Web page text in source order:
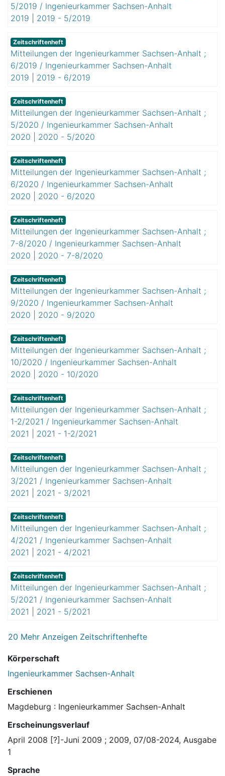
5/2019 / Ingenieurkammer Sachsen-Anhalt
2019
2019 - 5/2019
Zeitschriftenheft
Mitteilungen der Ingenieurkammer Sachsen-Anhalt ;
6/2019 / Ingenieurkammer Sachsen-Anhalt
2019
2019 - 6/2019
Zeitschriftenheft
Mitteilungen der Ingenieurkammer Sachsen-Anhalt ;
5/2020 / Ingenieurkammer Sachsen-Anhalt
2020
2020 - 5/2020
Zeitschriftenheft
Mitteilungen der Ingenieurkammer Sachsen-Anhalt ;
6/2020 / Ingenieurkammer Sachsen-Anhalt
2020
2020 - 6/2020
Zeitschriftenheft
Mitteilungen der Ingenieurkammer Sachsen-Anhalt ;
7-8/2020 / Ingenieurkammer Sachsen-Anhalt
2020
2020 - 7-8/2020
Zeitschriftenheft
Mitteilungen der Ingenieurkammer Sachsen-Anhalt ;
9/2020 / Ingenieurkammer Sachsen-Anhalt
2020
2020 - 9/2020
Zeitschriftenheft
Mitteilungen der Ingenieurkammer Sachsen-Anhalt ;
10/2020 / Ingenieurkammer Sachsen-Anhalt
2020
2020 - 10/2020
Zeitschriftenheft
Mitteilungen der Ingenieurkammer Sachsen-Anhalt ;
1-2/2021 / Ingenieurkammer Sachsen-Anhalt
2021
2021 - 1-2/2021
Zeitschriftenheft
Mitteilungen der Ingenieurkammer Sachsen-Anhalt ;
3/2021 / Ingenieurkammer Sachsen-Anhalt
2021
2021 - 3/2021
Zeitschriftenheft
Mitteilungen der Ingenieurkammer Sachsen-Anhalt ;
4/2021 / Ingenieurkammer Sachsen-Anhalt
2021
2021 - 4/2021
Zeitschriftenheft
Mitteilungen der Ingenieurkammer Sachsen-Anhalt ;
5/2021 / Ingenieurkammer Sachsen-Anhalt
2021
2021 - 5/2021
20 Mehr Anzeigen Zeitschriftenhefte
Körperschaft
Ingenieurkammer Sachsen-Anhalt
Erschienen
Magdeburg : Ingenieurkammer Sachsen-Anhalt
Erscheinungsverlauf
April 2008 [?]-Juni 2009 ; 2009, 07/08-2024, Ausgabe
1
Sprache